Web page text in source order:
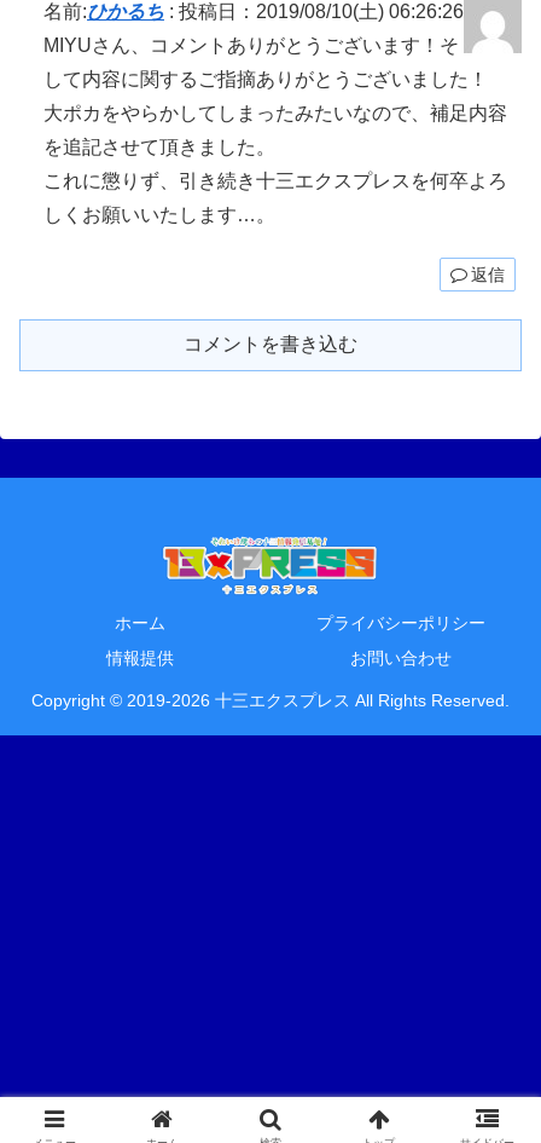
名前:ひかるち : 投稿日：2019/08/10(土) 06:26:26
MIYUさん、コメントありがとうございます！そ
して内容に関するご指摘ありがとうございました！
大ポカをやらかしてしまったみたいなので、補足内容
を追記させて頂きました。
これに懲りず、引き続き十三エクスプレスを何卒よろ
しくお願いいたします…。
返信
コメントを書き込む
ホーム
プライバシーポリシー
情報提供
お問い合わせ
Copyright © 2019-2026 十三エクスプレス All Rights Reserved.